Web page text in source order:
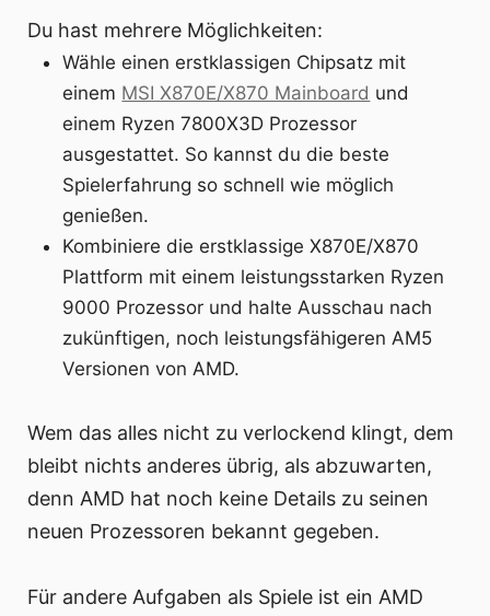
Du hast mehrere Möglichkeiten:
Wähle einen erstklassigen Chipsatz mit
einem MSI X870E/X870 Mainboard und
einem Ryzen 7800X3D Prozessor
ausgestattet. So kannst du die beste
Spielerfahrung so schnell wie möglich
genießen.
Kombiniere die erstklassige X870E/X870
Plattform mit einem leistungsstarken Ryzen
9000 Prozessor und halte Ausschau nach
zukünftigen, noch leistungsfähigeren AM5
Versionen von AMD.
Wem das alles nicht zu verlockend klingt, dem
bleibt nichts anderes übrig, als abzuwarten,
denn AMD hat noch keine Details zu seinen
neuen Prozessoren bekannt gegeben.
Für andere Aufgaben als Spiele ist ein AMD